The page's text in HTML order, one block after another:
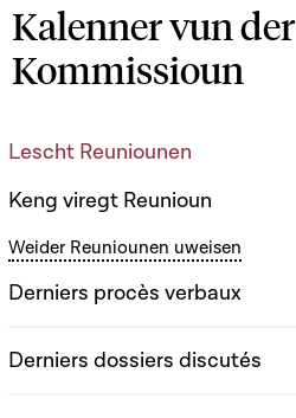
Kalenner vun der
Kommissioun
Lescht Reuniounen
Keng viregt Reunioun
Weider Reuniounen uweisen
Derniers procès verbaux
Derniers dossiers discutés